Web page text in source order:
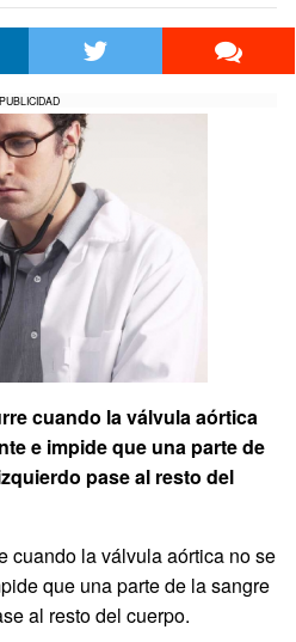
PUBLICIDAD
cuando la válvula aórtica
e impide que una parte de
pase al resto del
cuando la válvula aórtica no se
que una parte de la sangre
al resto del cuerpo.